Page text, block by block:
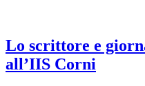
Lo scrittore e
all’IIS Corni